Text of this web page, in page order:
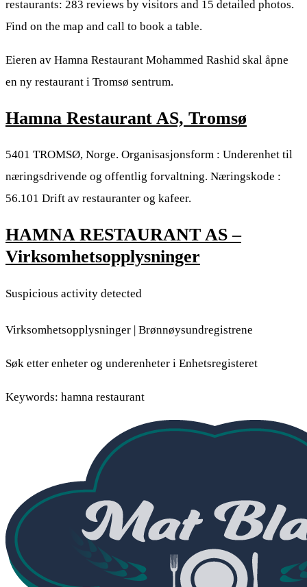
restaurants: 283 reviews by visitors and 15 detailed photos.
Find on the map and call to book a table.
Eieren av Hamna Restaurant Mohammed Rashid skal åpne
en ny restaurant i Tromsø sentrum.
Hamna Restaurant AS, Tromsø
5401 TROMSØ, Norge. Organisasjonsform : Underenhet til
næringsdrivende og offentlig forvaltning. Næringskode :
56.101 Drift av restauranter og kafeer.
HAMNA RESTAURANT AS –
Virksomhetsopplysninger
Suspicious activity detected
Virksomhetsopplysninger | Brønnøysundregistrene
Søk etter enheter og underenheter i Enhetsregisteret
Keywords: hamna restaurant